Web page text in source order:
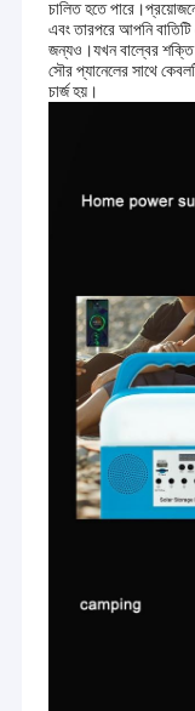
চালিত হতে
এবং তারপরে আপনি বাতিটি
জন্যও।যখন বাল্বের শক্তি
সৌর প্যানেলের সাথে
চার্জ হয়।